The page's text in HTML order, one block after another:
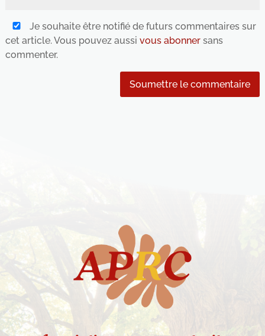
Je souhaite être notifié de futurs commentaires sur
cet article. Vous pouvez aussi vous abonnersans
commenter.
Soumettre le commentaire